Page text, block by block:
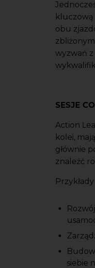
kluczową
obu
wyzwań
SESJE
Action
kolei,
głównie
znaleźć
siebie